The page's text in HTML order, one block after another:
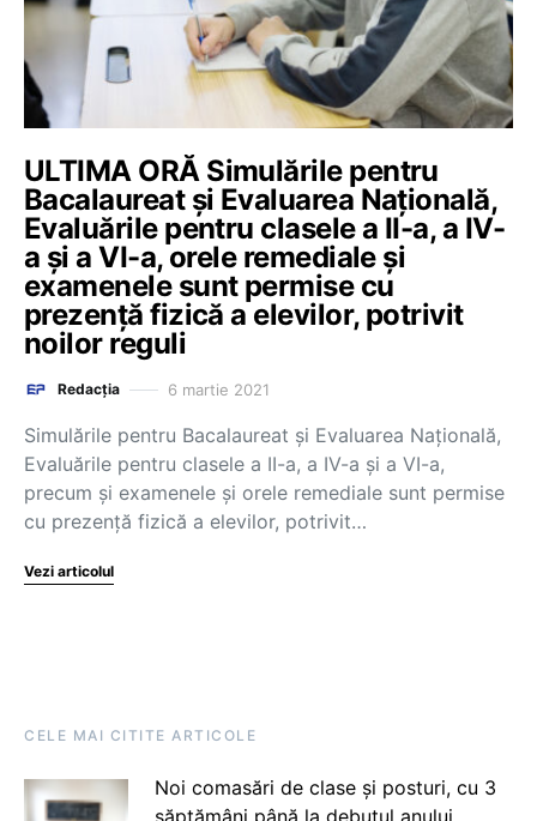
ULTIMA ORĂ Simulările pentru
Bacalaureat și Evaluarea Națională,
Evaluările pentru clasele a II-a, a IV-
a și a VI-a, orele remediale și
examenele sunt permise cu
prezență fizică a elevilor, potrivit
noilor reguli
Redacția 6 martie 2021
Simulările pentru Bacalaureat și Evaluarea Națională,
Evaluările pentru clasele a II-a, a IV-a și a VI-a,
precum și examenele și orele remediale sunt permise
cu prezență fizică a elevilor, potrivit…
Vezi articolul
CELE MAI CITITE ARTICOLE
Noi comasări de clase și posturi, cu 3
săptămâni până la debutul anului